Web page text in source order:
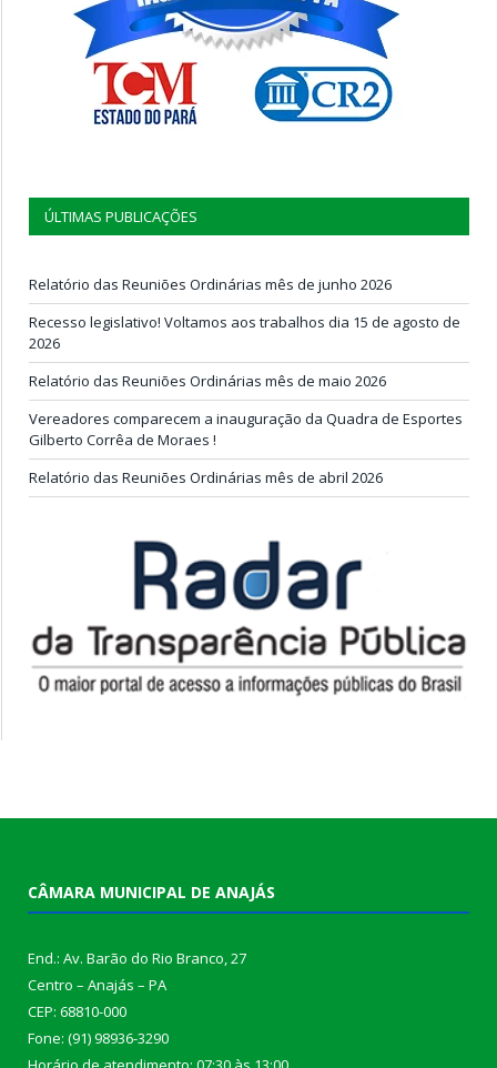
ÚLTIMAS PUBLICAÇÕES
Relatório das Reuniões Ordinárias mês de junho 2026
Recesso legislativo! Voltamos aos trabalhos dia 15 de agosto de
2026
Relatório das Reuniões Ordinárias mês de maio 2026
Vereadores comparecem a inauguração da Quadra de Esportes
Gilberto Corrêa de Moraes !
Relatório das Reuniões Ordinárias mês de abril 2026
CÂMARA MUNICIPAL DE ANAJÁS
End.: Av. Barão do Rio Branco, 27
Centro – Anajás – PA
CEP: 68810-000
Fone: (91) 98936-3290